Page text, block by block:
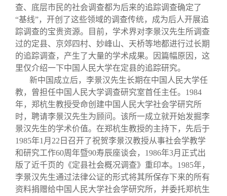
查、底层市民的社会调查都为后来的追踪调查确定了
“基线”，开创了这些领域的调查传统，成为后人开展追
踪调查的宝贵资源。目前，学术界对李景汉先生所调查
过的定县、京郊四村、妙峰山、天桥等地都进行过长期
的追踪调查，产生了大量的学术成果。因篇幅原因，这
里仅介绍一下中国人民大学在定县的追踪研究。
新中国成立后，李景汉先生长期在中国人民大学任
教，曾担任中国人民大学调查研究室首任主任。1984
年，郑杭生教授受命创建中国人民大学社会学研究所
时，聘请李景汉先生为顾问。该所一成立就开始发掘李
景汉先生的学术价值。在郑杭生教授的主持下，先后于
1985年1月22日召开了祝贺李景汉教授从事社会学教学
和研究工作60周年暨90寿辰座谈会，1986年3月正式出
版了近千页的《定县社会概况调查》重印本。1985年，
李景汉先生通过法律公证的形式将其所保存下来的所有
资料捐赠给中国人民大学社会学研究所，并委托郑杭生